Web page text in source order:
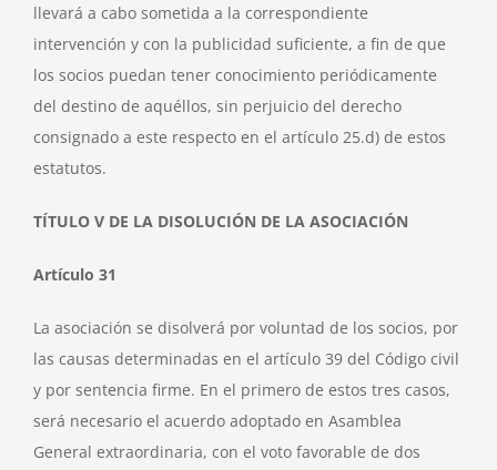
llevará a cabo sometida a la correspondiente
intervención y con la publicidad suficiente, a fin de que
los socios puedan tener conocimiento periódicamente
del destino de aquéllos, sin perjuicio del derecho
consignado a este respecto en el artículo 25.d) de estos
estatutos.
TÍTULO V DE LA DISOLUCIÓN DE LA ASOCIACIÓN
Artículo 31
La asociación se disolverá por voluntad de los socios, por
las causas determinadas en el artículo 39 del Código civil
y por sentencia firme. En el primero de estos tres casos,
será necesario el acuerdo adoptado en Asamblea
General extraordinaria, con el voto favorable de dos